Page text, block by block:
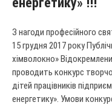
З нагоди професійного
15 грудня 2017 року
хімволокно»
проводить конкурс
дітей працівників
енергетику». Умови